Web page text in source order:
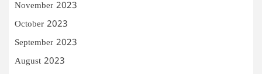
November 2023
October 2023
September 2023
August 2023